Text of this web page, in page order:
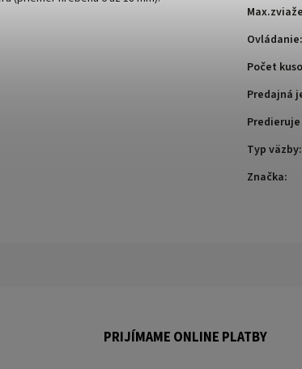
Max.zviaže
Ovládanie:
Počet
Predajná
Typ väzby:
Značka:
PRIJÍMAME ONLINE PLATBY